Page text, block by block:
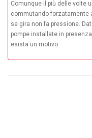
Comunque il più delle volte
commutando forzatamente
se gira non fa pressione.
pompe installate in
esista un motivo.